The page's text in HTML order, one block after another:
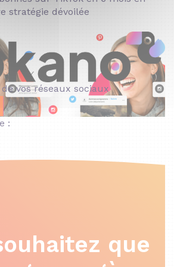
stratégie dévoilée
vos réseaux sociaux
:
que